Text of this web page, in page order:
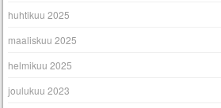
huhtikuu 2025
maaliskuu 2025
helmikuu 2025
joulukuu 2023